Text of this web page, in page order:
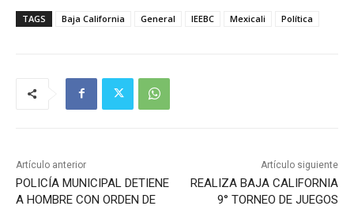
TAGS Baja California General IEEBC Mexicali Política
Artículo anterior
POLICÍA MUNICIPAL DETIENE
A HOMBRE CON ORDEN DE
Artículo siguiente
REALIZA BAJA CALIFORNIA
9° TORNEO DE JUEGOS